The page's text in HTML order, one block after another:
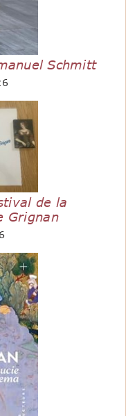
Schmitt
de la
Grignan